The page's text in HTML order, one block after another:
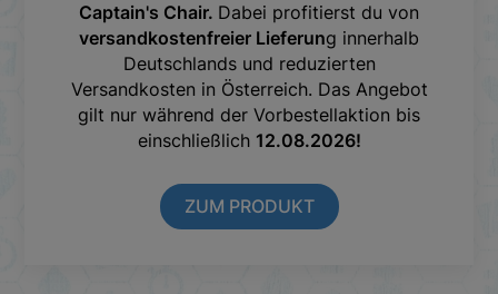
Captain's Chair. Dabei profitierst du von
versandkostenfreier Lieferung innerhalb
Deutschlands und reduzierten
Versandkosten in Österreich. Das Angebot
gilt nur während der Vorbestellaktion bis
einschließlich 12.08.2026!
ZUM PRODUKT